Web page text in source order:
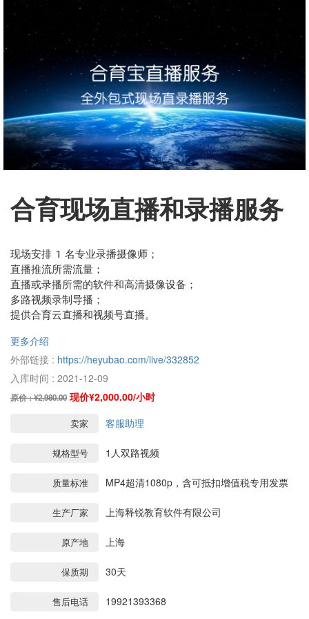
合育现场直播和录播服务
现场安排1名专业录播摄像师；
直播推流所需流量；
直播或录播所需的软件和高清摄像设备；
多路视频录制导播；
提供合育云直播和视频号直播。
更多介绍
外部链接 : https://heyubao.com/live/332852
入库时间 : 2021-12-09
原价 : ¥2,980.00 现价¥2,000.00/小时
卖家 客服助理
规格型号 1人双路视频
质量标准 MP4超清1080p，含可抵扣增值税专用发票
生产厂家 上海释锐教育软件有限公司
原产地 上海
保质期 30天
售后电话 19921393368